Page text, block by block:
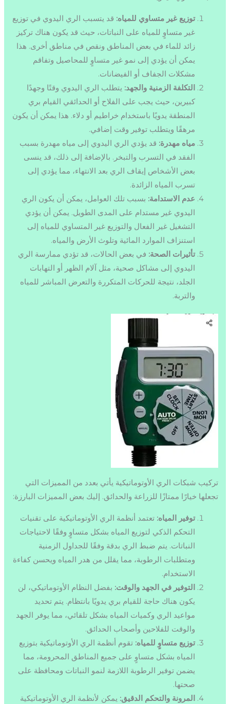
توزيع غير متساوي للمياه: قد يتسبب الري اليدوي في توزيع
غير متساوٍ للمياه على النباتات، حيث قد يكون هناك تركيز
زائد للماء في بعض المناطق ونقص في مناطق أخرى. هذا
يمكن أن يؤدي إلى نمو غير متساوٍ للمحاصيل وتفاقم
مشكلات الجفاف أو الفيضانات.
التكلفة الزمنية والجهد: يتطلب الري اليدوي وقتًا وجهدًا
كبيرين، حيث يجب على الفلاح أو الحدائقي القيام بري
المنطقة يدويًا باستخدام خراطيم أو دلاء. هذا يمكن أن يكون
مرهقًا ويتطلب توفير وقت إضافي.
مياه مهدرة: قد يؤدي الري اليدوي إلى مياه مهدرة بسبب
الفقد في التسرب والتبخر. بالإضافة إلى ذلك، قد ينسى
بعض الأشخاص إيقاف الري بعد الانتهاء، مما يؤدي إلى
تسرب المياه الزائدة.
عدم الاستدامة: بسبب تلك العوامل، يمكن أن يكون الري
اليدوي غير مستدام على المدى الطويل. يمكن أن يؤدي
التشغيل غير الفعال والتوزيع غير المتساوي للمياه إلى
استنزاف الموارد المائية وتلوث الأرض والمياه.
تأثيرات الصحة: في بعض الحالات، قد تؤدي ممارسة الري
اليدوي إلى مشاكل صحية، مثل آلام الظهر أو التهابات
الجلد، نتيجة للحركات المتكررة والتعرض المباشر للمياه
والتربة.
تركيب شبكات الري الأوتوماتيكية يأتي بعدد من المميزات التي
تجعلها خيارًا ممتازًا للزراعة والحدائق. إليك بعض المميزات البارزة:
توفير المياه: تعتمد أنظمة الري الأوتوماتيكية على تقنيات
التحكم الذكي لتوزيع المياه بشكل متساوٍ وفقًا لاحتياجات
النباتات. يتم ضبط الري بدقة وفقًا للجداول الزمنية
ومتطلبات الرطوبة، مما يقلل من هدر المياه ويحسن كفاءة
الاستخدام.
التوفير في الجهد والوقت: بفضل النظام الأوتوماتيكي، لن
يكون هناك حاجة للقيام بري يدويًا بانتظام. يتم تحديد
مواعيد الري وكميات المياه بشكل تلقائي، مما يوفر الجهد
والوقت للفلاحين وأصحاب الحدائق.
توزيع متساوٍ للمياه: تقوم أنظمة الري الأوتوماتيكية بتوزيع
المياه بشكل متساوٍ على جميع المناطق المحرومة، مما
يضمن توفير الرطوبة اللازمة لنمو النباتات ومحافظة على
صحتها.
المرونة والتحكم الدقيق: يمكن لأنظمة الري الأوتوماتيكية